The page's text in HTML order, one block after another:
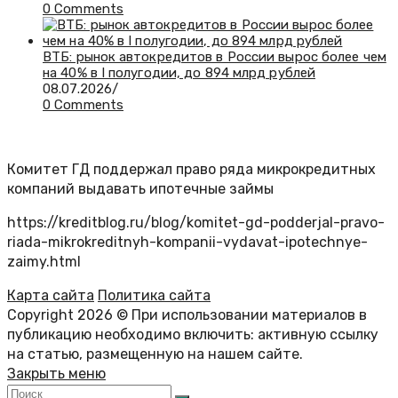
0 Comments
ВТБ: рынок автокредитов в России вырос более чем
на 40% в I полугодии, до 894 млрд рублей
08.07.2026/
0 Comments
Комитет ГД поддержал право ряда микрокредитных
компаний выдавать ипотечные займы
https://kreditblog.ru/blog/komitet-gd-podderjal-pravo-
riada-mikrokreditnyh-kompanii-vydavat-ipotechnye-
zaimy.html
Карта сайта Политика сайта
Copyright 2026 © При использовании материалов в
публикацию необходимо включить: активную ссылку
на статью, размещенную на нашем сайте.
Закрыть меню